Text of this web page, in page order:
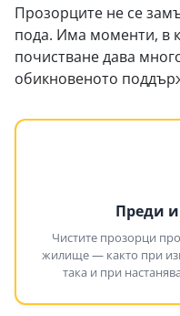
Прозорците не се
пода. Има моменти, в
почистване дава
обикновеното
Преди и
Чистите прозорци
жилище — както при
така и при